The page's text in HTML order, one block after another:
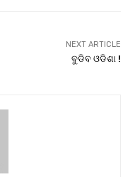
NEXT ARTICLE
ବୁଡିବ ଓଡିଶା !